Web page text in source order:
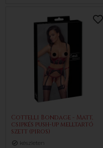
Cottelli Bondage - Matt,
csipkés push-up melltartó
szett (piros)
készleten